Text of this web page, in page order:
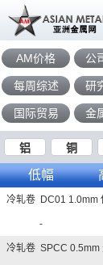
AM价格 公
每周综述 研
国际贸易 金
铝 铜
低幅
冷轧卷 DC01 1.0mm
-
冷轧卷 SPCC 0.5mm